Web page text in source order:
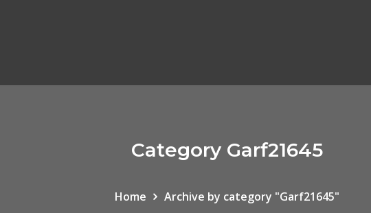
Category Garf21645
Home Archive by category "Garf21645"